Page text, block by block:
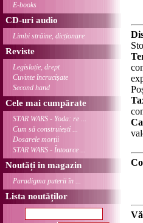
E-books
CD-uri audio
Limbi străine, dicționare
Reviste
Legislație, drept
Cuvinte încrucișate
Second hand
Cele mai cumpărate
STAR WARS - Yoda: re ...
Cum să construiești ...
Dosarele morții
STAR WARS - Întoarce ...
Noutăți în magazin
Paradigma puterii în ...
Lista noutăților